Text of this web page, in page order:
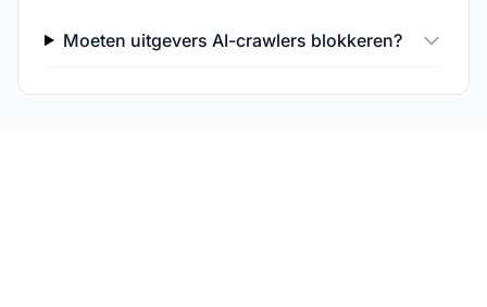
Moeten uitgevers AI-crawlers blokkeren?